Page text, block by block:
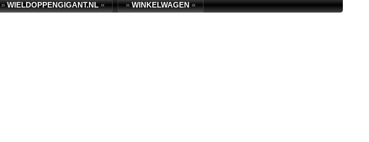
»WIELDOPPENGIGANT.NL« »WINKELWAGEN«